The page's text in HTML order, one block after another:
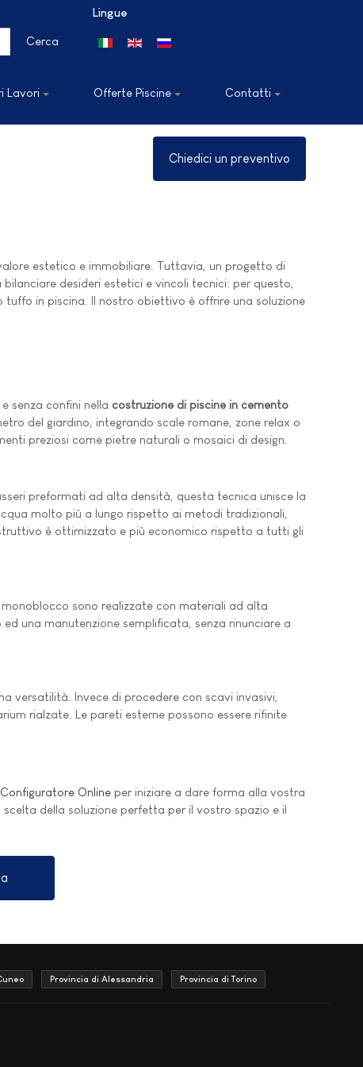
Cerca
Lingue
Seleziona la tua lingua
Lavori Offerte Piscine Contatti
Chiedici un preventivo
estetico e immobiliare. Tuttavia, un progetto di
desideri estetici e vincoli tecnici: per questo,
in piscina. Il nostro obiettivo è offrire una soluzione
senza confini nella costruzione di piscine in cemento
del giardino, integrando scale romane, zone relax o
preziosi come pietre naturali o mosaici di design.
preformati ad alta densità, questa tecnica unisce la
molto più a lungo rispetto ai metodi tradizionali,
è ottimizzato e più economico rispetto a tutti gli
monoblocco sono realizzate con materiali ad alta
una manutenzione semplificata, senza rinunciare a
versatilità. Invece di procedere con scavi invasivi,
rialzate. Le pareti esterne possono essere rifinite
Configuratore Online per iniziare a dare forma alla vostra
scelta della soluzione perfetta per il vostro spazio e il
Provincia di Alessandria Provincia di Torino